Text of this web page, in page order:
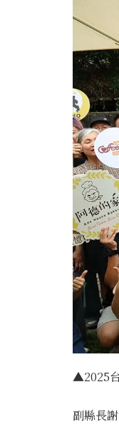
▲2025
副縣長